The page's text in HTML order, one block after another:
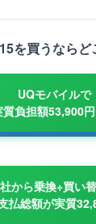
を買うならど
UQモバイルで
質負担額53,900
から乗換+買い
払総額が実質